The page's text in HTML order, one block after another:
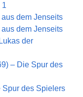
1
dem Jenseits
dem Jenseits
der
– Die Spur des
Spur des Spielers